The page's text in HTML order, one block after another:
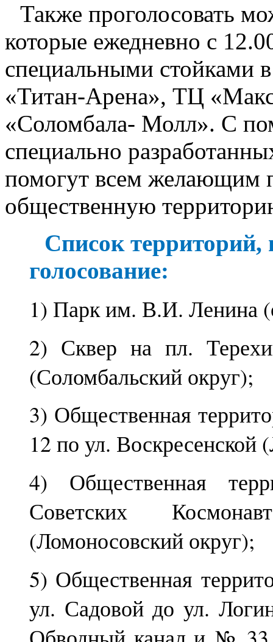
Также проголосовать
которые ежедневно с
специальными стойками
«Титан-Арена», ТЦ
«Соломбала- Молл». С
специально
помогут всем желающим
общественную
Список
голосование:
1) Парк им. В.И. Ленина
2) Сквер на пл.
(Соломбальский округ);
3) Общественная
12 по ул. Воскресенской
4) Общественная
Советских
(Ломоносовский округ);
5) Общественная
ул. Садовой до ул.